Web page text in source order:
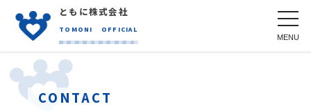
ともに株式会社
TOMONI OFFICIAL
toggle
CONTACT